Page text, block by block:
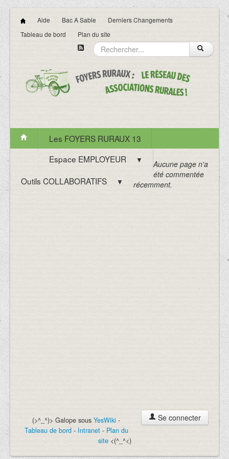
Aide Bac A Sable
Derniers Changements
Tableau de bord
Plan du site
Les FOYERS RURAUX 13
Espace EMPLOYEUR
▼
Outils COLLABORATIFS ▼
Aucune page n'a
été commentée
récemment.
Se connecter
(>^_^)> Galope sous YesWiki -
Tableau de bord- Intranet- Plan du
site<(^_^<)